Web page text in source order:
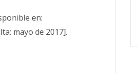
en:
mayo de 2017].